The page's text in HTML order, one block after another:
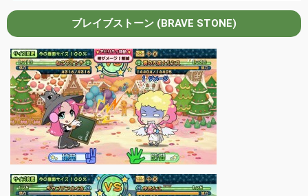
ブレイブストーン (BRAVE STONE)